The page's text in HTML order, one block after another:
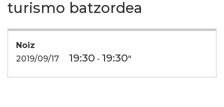
turismo batzordea
Noiz
2019/09/17
19:30 - 19:30"